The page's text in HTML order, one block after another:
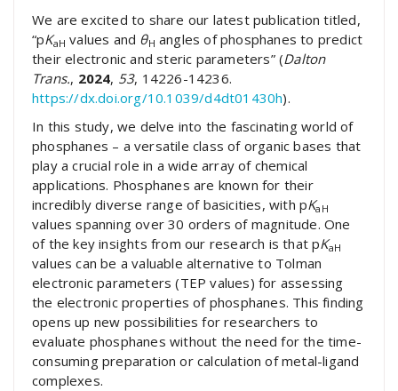
We are excited to share our latest publication titled,
“pKaH values and θH angles of phosphanes to predict
their electronic and steric parameters” (Dalton
Trans., 2024, 53, 14226-14236.
https://dx.doi.org/10.1039/d4dt01430h).
In this study, we delve into the fascinating world of
phosphanes – a versatile class of organic bases that
play a crucial role in a wide array of chemical
applications. Phosphanes are known for their
incredibly diverse range of basicities, with pKaH
values spanning over 30 orders of magnitude. One
of the key insights from our research is that pKaH
values can be a valuable alternative to Tolman
electronic parameters (TEP values) for assessing
the electronic properties of phosphanes. This finding
opens up new possibilities for researchers to
evaluate phosphanes without the need for the time-
consuming preparation or calculation of metal-ligand
complexes.